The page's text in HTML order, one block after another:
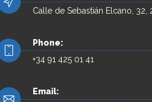
Calle de Sebastián Elcano, 32,
Phone:
+34 91 425 01 41
Email: